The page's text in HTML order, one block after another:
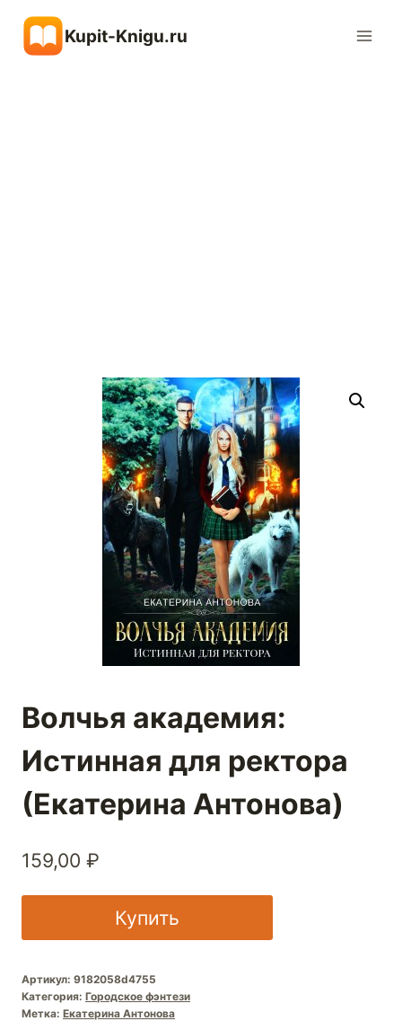
содержимому
Kupit-Knigu.ru
Волчья академия:
Истинная для ректора
(Екатерина Антонова)
159,00 ₽
Купить
Артикул: 9182058d4755
Категория: Городское фэнтези
Метка: Екатерина Антонова